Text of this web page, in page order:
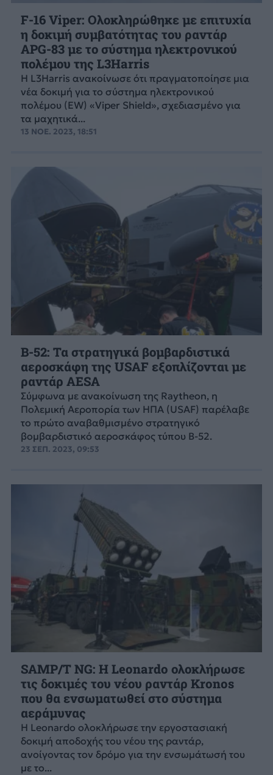
F-16 Viper: Oλοκληρώθηκε με επιτυχία
η δοκιμή συμβατότητας του ραντάρ
APG-83 με το σύστημα ηλεκτρονικού
πολέμου της L3Harris
Η L3Harris ανακοίνωσε ότι πραγματοποίησε μια
νέα δοκιμή για το σύστημα ηλεκτρονικού
πολέμου (EW) «Viper Shield», σχεδιασμένο για
τα μαχητικά...
13 ΝΟΕ. 2023, 18:51
B-52: Τα στρατηγικά βομβαρδιστικά
αεροσκάφη της USAF εξοπλίζονται με
ραντάρ AESA
Σύμφωνα με ανακοίνωση της Raytheon, η
Πολεμική Αεροπορία των ΗΠΑ (USAF) παρέλαβε
το πρώτο αναβαθμισμένο στρατηγικό
βομβαρδιστικό αεροσκάφος τύπου B-52.
23 ΣΕΠ. 2023, 09:53
SAMP/T NG: Η Leonardo ολοκλήρωσε
τις δοκιμές του νέου ραντάρ Kronos
που θα ενσωματωθεί στο σύστημα
αεράμυνας
Η Leonardo ολοκλήρωσε την εργοστασιακή
δοκιμή αποδοχής του νέου της ραντάρ,
ανοίγοντας τον δρόμο για την ενσωμάτωσή του
με το...